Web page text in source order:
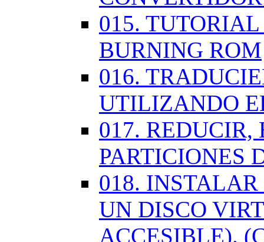
015.
BURNING ROM
016.
UTILIZANDO
017. REDUCIR,
PARTICIONES
018.
UN DISCO
ACCESIBLE).